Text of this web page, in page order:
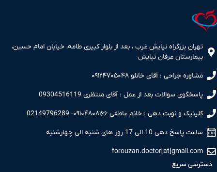
بزرگراه نیایش غرب ، بعد از بلوار کبیری طامه، خیابان امام حسین،
عرفان نیایش
جراحی : آقای خانلو ۰۹۱۲۴۷۰۵۰۴۸
سوالات بعد از عمل : آقای منتظری 09304516119
و نوبت دهی : خانم عاطفی ۰۹۱۰۴۸۰۸۱۶۶- 02149796289
دهی 10 الی 17 روز های شنبه الی چهارشنبه
سریع